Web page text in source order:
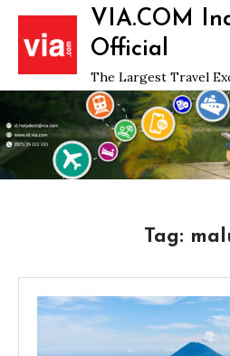
Skip
content
VIA.COM
Official
The Largest Travel
Tag: